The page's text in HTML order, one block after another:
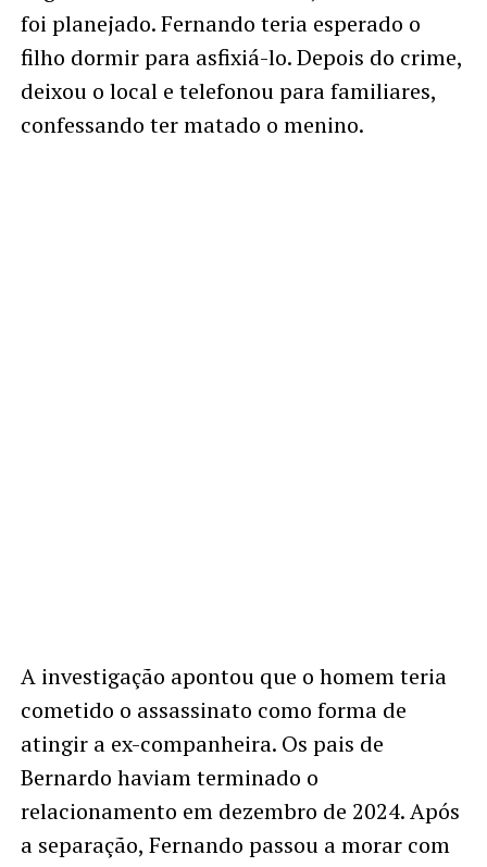
foi planejado. Fernando teria esperado o
filho dormir para asfixiá-lo. Depois do crime,
deixou o local e telefonou para familiares,
confessando ter matado o menino.
A investigação apontou que o homem teria
cometido o assassinato como forma de
atingir a ex-companheira. Os pais de
Bernardo haviam terminado o
relacionamento em dezembro de 2024. Após
a separação, Fernando passou a morar com